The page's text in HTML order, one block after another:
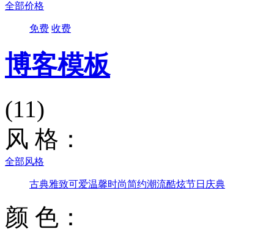
全部价格
免费 收费
博客模板
(11)
风 格：
全部风格
古典雅致可爱温馨时尚简约潮流酷炫节日庆典
颜 色：